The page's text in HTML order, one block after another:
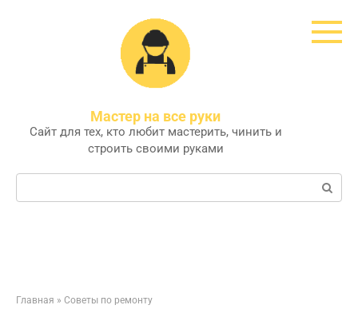
Мастер на все руки
Сайт для тех, кто любит мастерить, чинить и
строить своими руками
Поиск:
Главная » Советы по ремонту